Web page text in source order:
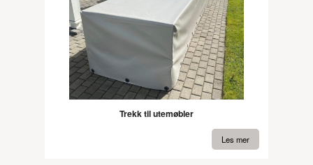
Trekk til utemøbler
Les mer